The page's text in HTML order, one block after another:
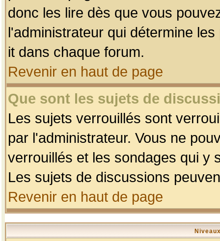
donc les lire dès que vous
l'administrateur qui détermine
it dans chaque forum.
Revenir en haut de page
Que sont les sujets de
Les sujets verrouillés sont
par l'administrateur. Vous ne
verrouillés et les sondages qui y
Les sujets de discussions
Revenir en haut de page